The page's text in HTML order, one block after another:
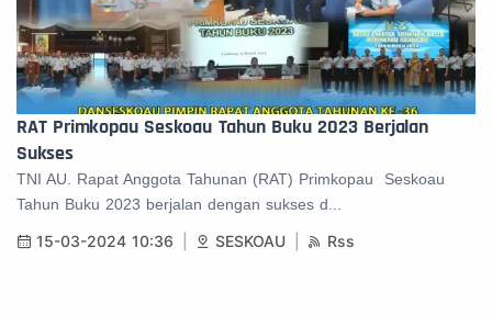
RAT Primkopau Seskoau Tahun Buku 2023 Berjalan
Sukses
TNI AU. Rapat Anggota Tahunan (RAT) Primkopau Seskoau
Tahun Buku 2023 berjalan dengan sukses d...
15-03-2024 10:36 SESKOAU Rss